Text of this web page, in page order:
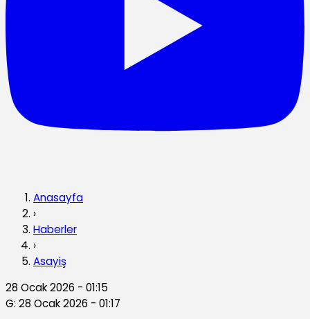
Anasayfa
›
Haberler
›
Asayiş
28 Ocak 2026 - 01:15
G: 28 Ocak 2026 - 01:17